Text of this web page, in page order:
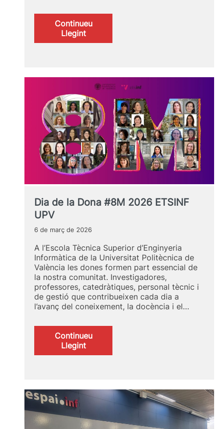
Continueu
Llegint:
Cartells
espai.inf
Dia de la Dona #8M 2026 ETSINF
UPV
6 de març de 2026
A l’Escola Tècnica Superior d’Enginyeria
Informàtica de la Universitat Politècnica de
València les dones formen part essencial de
la nostra comunitat. Investigadores,
professores, catedràtiques, personal tècnic i
de gestió que contribueixen cada dia a
l’avanç del coneixement, la docència i el…
Continueu
Llegint:
Dia
#8M
2026
UPV